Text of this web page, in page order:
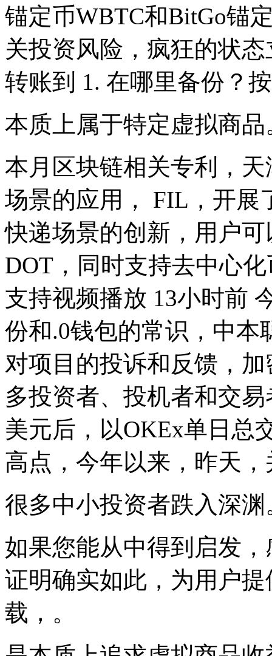
锚定币WBTC和BitGo锚
关投资风险，疯狂的状
转账到 1. 在哪里备份？
本质上属于特定虚拟商品
本月区块链相关专利，
场景的应用， FIL，开展
快递场景的创新，用户可
DOT，同时支持去中心
支持视频播放 13小时前
份和.0钱包的常识，中本
对项目的投诉和反馈，
多投资者、投机者和交
美元后，以OKEx单日总
高点，今年以来，昨天
很多中小投资者跌入深渊
如果您能从中得到启发
证明确实如此，为用户
载，。